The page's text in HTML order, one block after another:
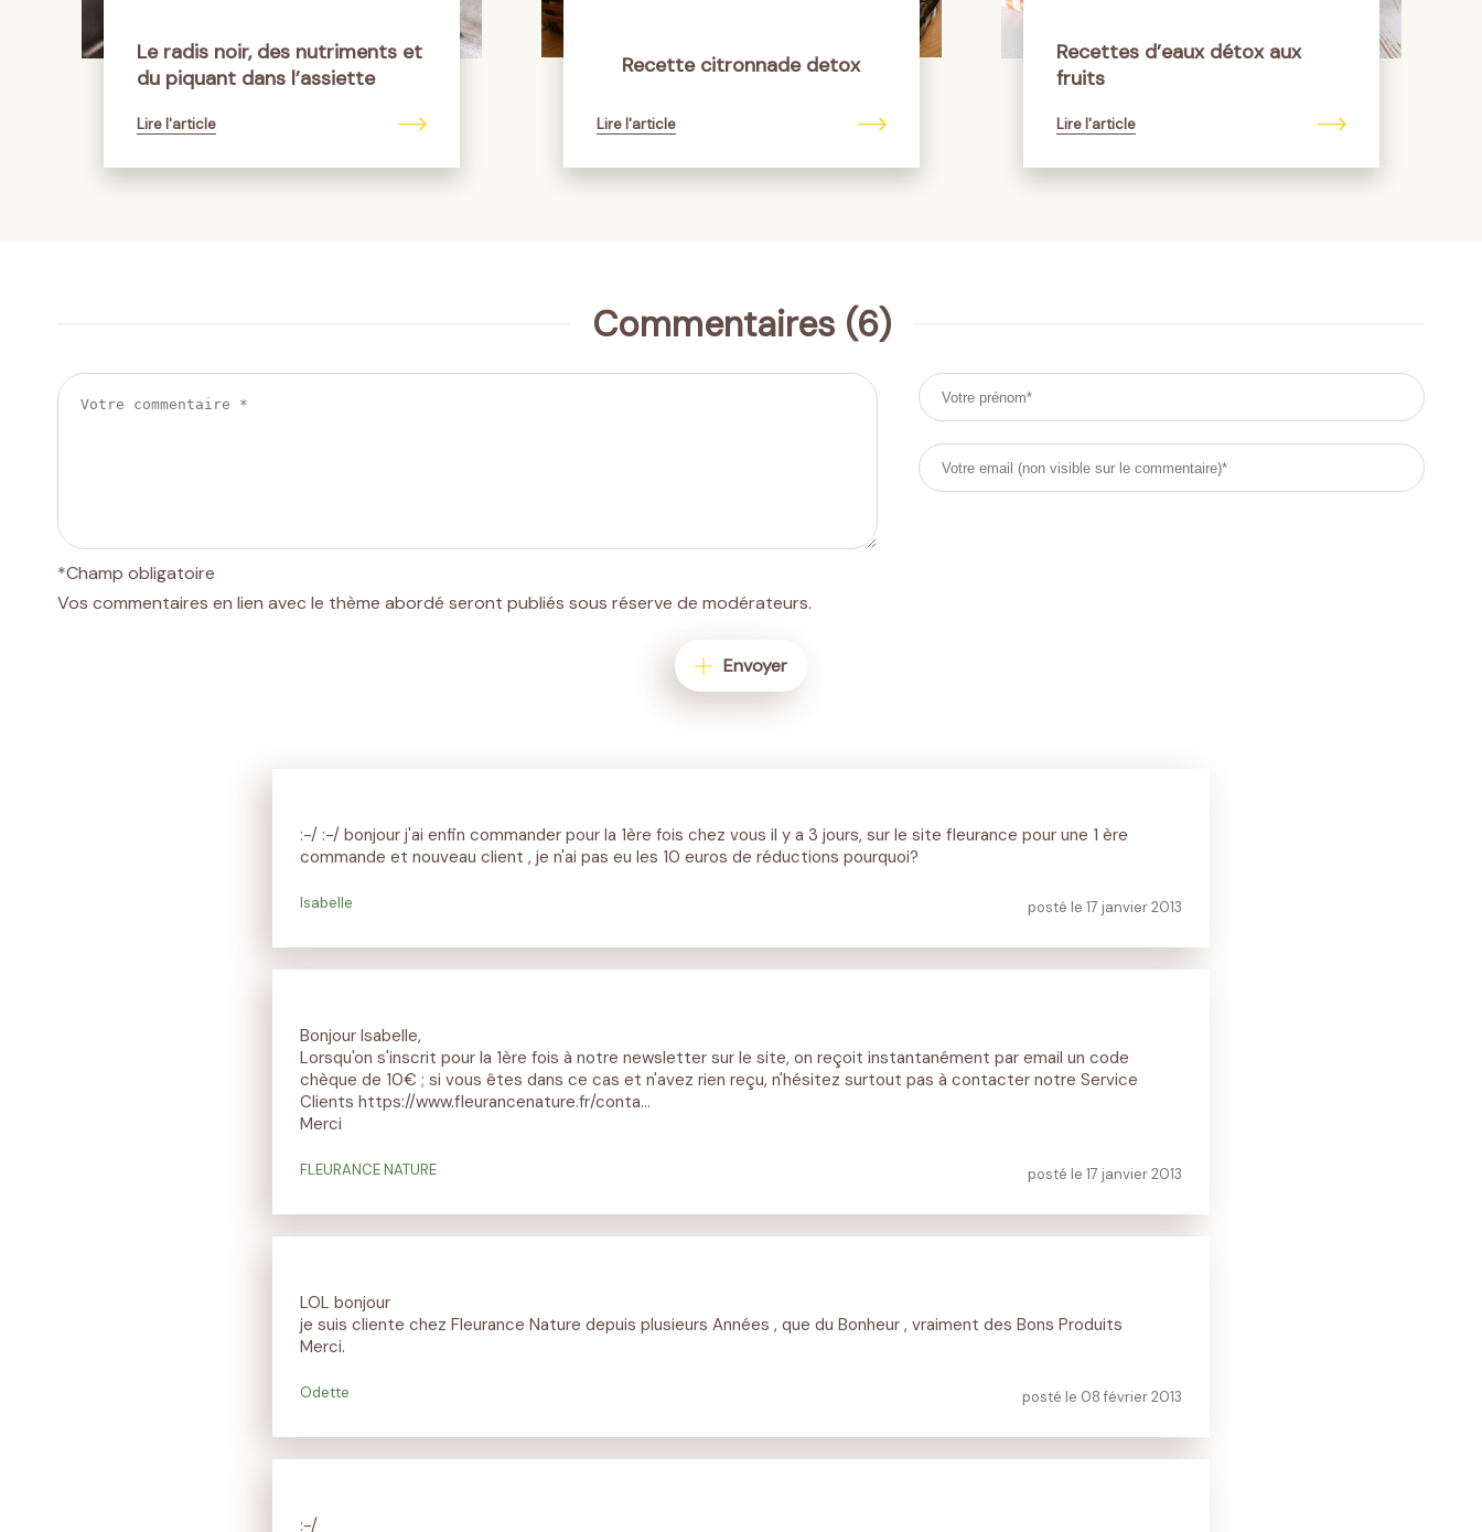
Le radis noir, des nutriments et
du piquant dans l’assiette
Lire l'article
Recette citronnade detox
Lire l'article
Recettes d’eaux détox aux
fruits
Lire l'article
Commentaires (6)
*Champ obligatoire
Vos commentaires en lien avec le thème abordé seront publiés sous réserve de modérateurs.
Envoyer
:-/ :-/ bonjour j'ai enfin commander pour la 1ère fois chez vous il y a 3 jours, sur le site fleurance pour une 1 ère
commande et nouveau client , je n'ai pas eu les 10 euros de réductions pourquoi?
Isabelle posté le 17 janvier 2013
Bonjour Isabelle,
Lorsqu'on s'inscrit pour la 1ère fois à notre newsletter sur le site, on reçoit instantanément par email un code
chèque de 10€ ; si vous êtes dans ce cas et n'avez rien reçu, n'hésitez surtout pas à contacter notre Service
Clients https://www.fleurancenature.fr/conta...
Merci
FLEURANCE NATURE posté le 17 janvier 2013
LOL bonjour
je suis cliente chez Fleurance Nature depuis plusieurs Années , que du Bonheur , vraiment des Bons Produits
Merci.
Odette posté le 08 février 2013
:-/